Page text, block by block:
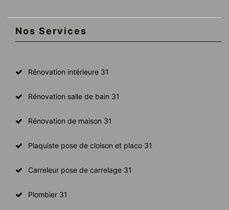
Nos Services
Rénovation intérieure 31
Rénovation salle de bain 31
Rénovation de maison 31
Plaquiste pose de cloison et placo 31
Carreleur pose de carrelage 31
Plombier 31